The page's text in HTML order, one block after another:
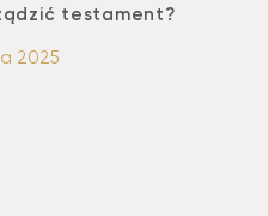
testament?
2025